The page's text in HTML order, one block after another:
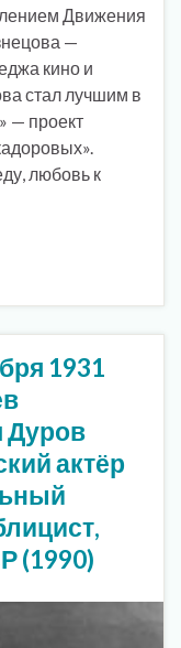
Движения
—
кино и
стал лучшим в
— проект
любовь к
1931
Дуров
актёр
(1990)